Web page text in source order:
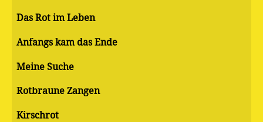
Das Rot im Leben
Anfangs kam das Ende
Meine Suche
Rotbraune Zangen
Kirschrot